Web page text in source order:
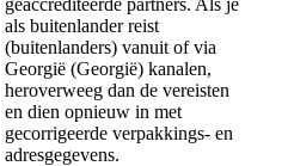
geaccrediteerde partners. Als je
als buitenlander reist
(buitenlanders) vanuit of via
Georgië (Georgië) kanalen,
heroverweeg dan de vereisten
en dien opnieuw in met
gecorrigeerde verpakkings- en
adresgegevens.